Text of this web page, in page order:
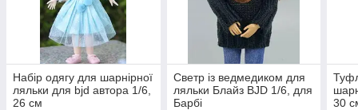
Набір одягу для шарнірної
ляльки для bjd автора 1/6,
26 см
Светр із ведмедиком для
ляльки Блайз BJD 1/6, для
Барбі
30